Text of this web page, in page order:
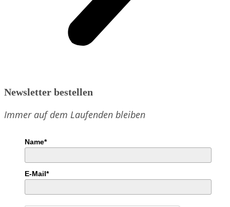
Newsletter bestellen
Immer auf dem Laufenden bleiben
Name*
E-Mail*